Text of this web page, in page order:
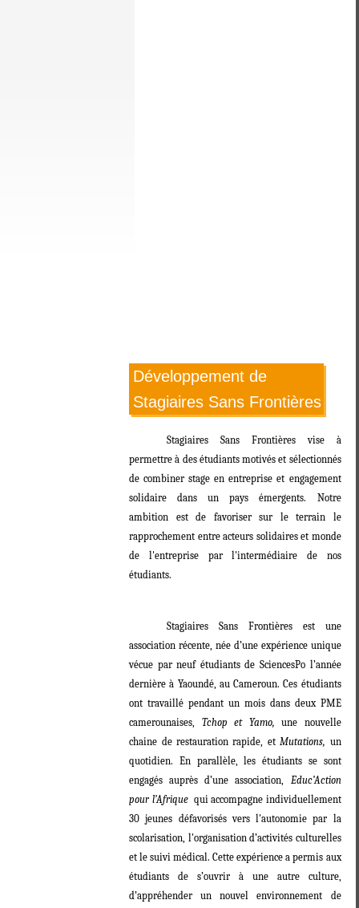
Développement de
Stagiaires Sans Frontières
Stagiaires Sans Frontières vise à
permettre à des étudiants motivés et sélectionnés
de combiner stage en entreprise et engagement
solidaire dans un pays émergents. Notre
ambition est de favoriser sur le terrain le
rapprochement entre acteurs solidaires et monde
de l'entreprise par l'intermédiaire de nos
étudiants.
Stagiaires Sans Frontières est une
association récente, née d’une expérience unique
vécue par neuf étudiants de SciencesPo l’année
dernière à Yaoundé, au Cameroun. Ces étudiants
ont travaillé pendant un mois dans deux PME
camerounaises, Tchop et Yamo, une nouvelle
chaine de restauration rapide, etMutations, un
quotidien. En parallèle, les étudiants se sont
engagés auprès d’une association, Educ’Action
pour l’Afrique qui accompagne individuellement
30 jeunes défavorisés vers l'autonomie par la
scolarisation, l'organisation d’activités culturelles
et le suivi médical. Cette expérience a permis aux
étudiants de s’ouvrir à une autre culture,
d’appréhender un nouvel environnement de